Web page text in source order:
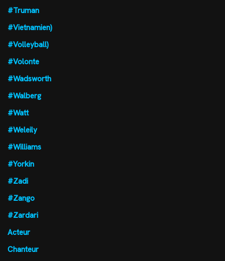
#Truman
#Vietnamien)
#Volleyball)
#Volonte
#Wadsworth
#Walberg
#Watt
#Weleily
#Williams
#Yorkin
#Zadi
#Zango
#Zardari
Acteur
Chanteur